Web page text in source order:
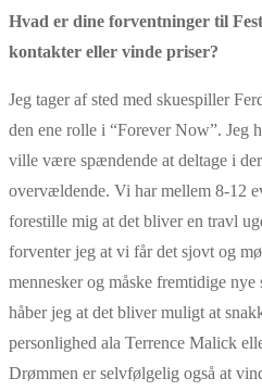
Hvad er dine forventninger til
kontakter eller vinde priser?
Jeg tager af sted med skuespiller
den ene rolle i “Forever Now”. Jeg
ville være spændende at deltage i
overvældende. Vi har mellem 8-12
forestille mig at det bliver en travl
forventer jeg at vi får det sjovt og
mennesker og måske fremtidige nye
håber jeg at det bliver muligt at
personlighed ala Terrence Malick
Drømmen er selvfølgelig også at